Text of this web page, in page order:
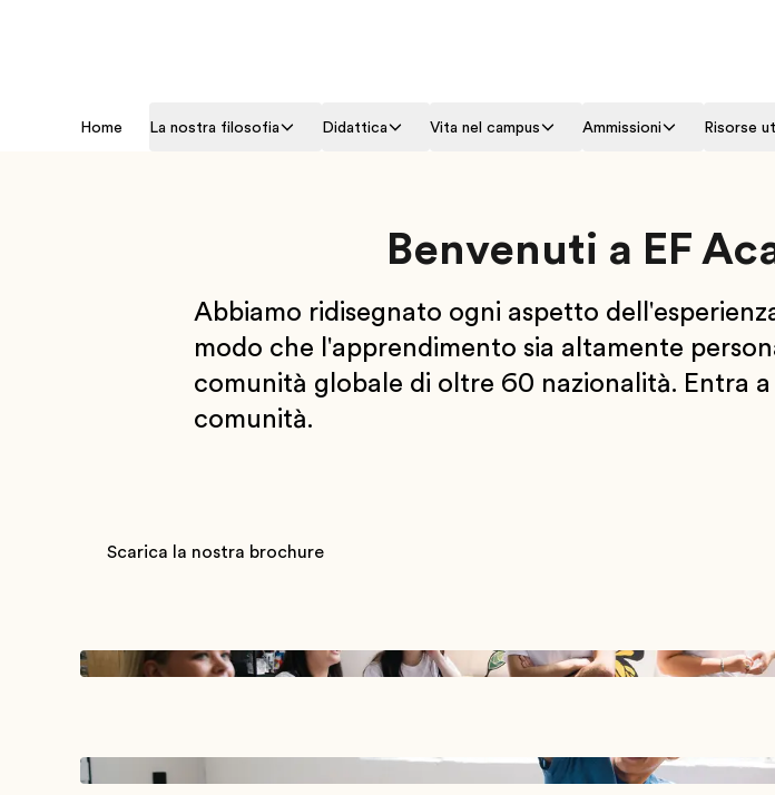
Home La nostra filosofia Didattica Vita nel campus Ammissioni Risorse
Benvenuti a EF
Abbiamo ridisegnato ogni aspetto
modo che l'apprendimento sia altamente
comunità globale di oltre 60 nazionalità. Entra
comunità.
Scarica la nostra brochure